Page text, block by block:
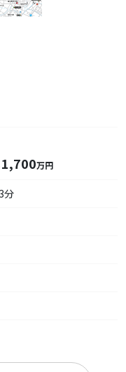
1,700万円
分